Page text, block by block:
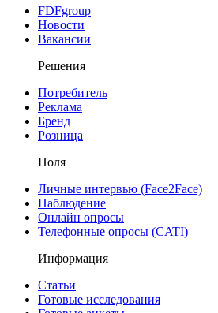
FDFgroup
Новости
Вакансии
Решения
Потребитель
Реклама
Бренд
Розница
Поля
Личные интервью (Face2Face)
Наблюдение
Онлайн опросы
Телефонные опросы (CATI)
Информация
Статьи
Готовые исследования